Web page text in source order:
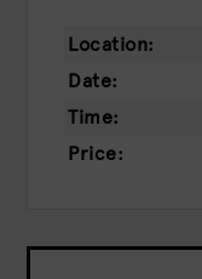
Location:
Date:
Time:
Price: